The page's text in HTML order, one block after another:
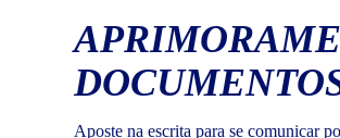
Aposte na escrita para se comunicar